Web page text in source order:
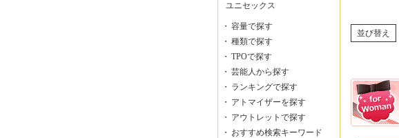
並び替え
ユニセックス
・ 容量で探す
・ 種類で探す
・ TPOで探す
・ 芸能人から探す
・ ランキングで探す
・ アトマイザーを探す
・ アウトレットで探す
・ おすすめ検索キーワード